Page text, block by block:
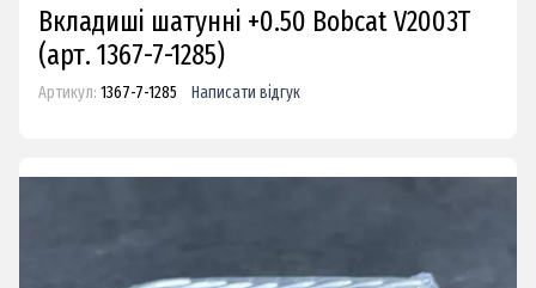
Вкладиші шатунні +0.50 Bobcat V2003T
(арт. 1367-7-1285)
Артикул: 1367-7-1285 Написати відгук